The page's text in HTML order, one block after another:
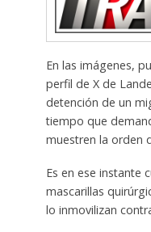
En las imágenes,
perfil de X de
detención de un
tiempo que
muestren la orden
Es en ese instante
mascarillas
lo inmovilizan